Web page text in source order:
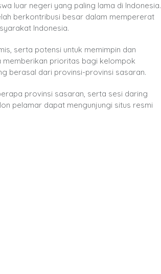
luar negeri yang paling lama di Indonesia.
berkontribusi besar dalam mempererat
Indonesia.
serta potensi untuk memimpin dan
memberikan prioritas bagi kelompok
berasal dari provinsi-provinsi sasaran.
provinsi sasaran, serta sesi daring
pelamar dapat mengunjungi situs resmi